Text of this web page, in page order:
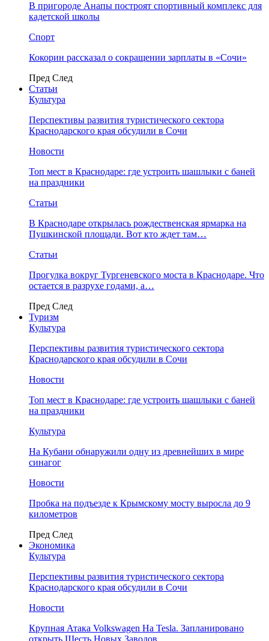
В пригороде Анапы построят спортивный комплекс для
кадетской школы
Спорт
Кокорин рассказал о сокращении зарплаты в «Сочи»
Пред След
Статьи
Культура
Перспективы развития туристического сектора
Краснодарского края обсудили в Сочи
Новости
Топ мест в Краснодаре: где устроить шашлыки с баней
на праздники
Статьи
В Краснодаре открылась рождественская ярмарка на
Пушкинской площади. Вот кто ждет там…
Статьи
Прогулка вокруг Тургеневского моста в Краснодаре. Что
остается в разрухе годами, а…
Пред След
Туризм
Культура
Перспективы развития туристического сектора
Краснодарского края обсудили в Сочи
Новости
Топ мест в Краснодаре: где устроить шашлыки с баней
на праздники
Культура
На Кубани обнаружили одну из древнейших в мире
синагог
Новости
Пробка на подъезде к Крымскому мосту выросла до 9
километров
Пред След
Экономика
Культура
Перспективы развития туристического сектора
Краснодарского края обсудили в Сочи
Новости
Крупная Атака Volkswagen На Tesla. Запланировано
открыть Шесть Новых Заводов